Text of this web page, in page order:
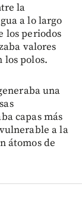
la
a lo largo
los periodos
valores
los polos.
una
capas más
a la
átomos de